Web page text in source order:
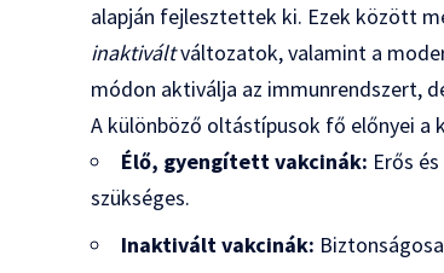
alapján fejlesztettek ki. Ezek között
inaktiváltváltozatok, valamint a
módon aktiválja az immunrendszert,
A különböző oltástípusok fő előnyei a
Élő, gyengített vakcinák: Erős
szükséges.
Inaktivált vakcinák: